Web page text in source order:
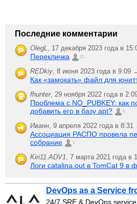
Последние комментарии
OlegL, 17 декабря 2023 года в
Перекличка 21
REDkiy, 8 июня 2023 года в 9:09
Как «замокать» файл для
fhunter, 29 ноября 2022 года в
Проблема с NO_PUBKEY: как
добавить его в базу apt?
6
Иванн, 9 апреля 2022 года в 8:31
Ассоциация РАСПО провела
собрание
1
Kiri11.ADV1, 7 марта 2021 года в
Логи catalina.out в TomCat 9 в
DevOps as a Service
24/7 SRE & DevOps